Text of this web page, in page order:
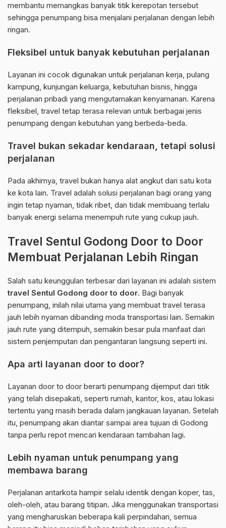
membantu memangkas banyak titik kerepotan tersebut
sehingga penumpang bisa menjalani perjalanan dengan lebih
ringan.
Fleksibel untuk banyak kebutuhan perjalanan
Layanan ini cocok digunakan untuk perjalanan kerja, pulang
kampung, kunjungan keluarga, kebutuhan bisnis, hingga
perjalanan pribadi yang mengutamakan kenyamanan. Karena
fleksibel, travel tetap terasa relevan untuk berbagai jenis
penumpang dengan kebutuhan yang berbeda-beda.
Travel bukan sekadar kendaraan, tetapi solusi
perjalanan
Pada akhirnya, travel bukan hanya alat angkut dari satu kota
ke kota lain. Travel adalah solusi perjalanan bagi orang yang
ingin tetap nyaman, tidak ribet, dan tidak membuang terlalu
banyak energi selama menempuh rute yang cukup jauh.
Travel Sentul Godong Door to Door
Membuat Perjalanan Lebih Ringan
Salah satu keunggulan terbesar dari layanan ini adalah sistem
travel Sentul Godong door to door. Bagi banyak
penumpang, inilah nilai utama yang membuat travel terasa
jauh lebih nyaman dibanding moda transportasi lain. Semakin
jauh rute yang ditempuh, semakin besar pula manfaat dari
sistem penjemputan dan pengantaran langsung seperti ini.
Apa arti layanan door to door?
Layanan door to door berarti penumpang dijemput dari titik
yang telah disepakati, seperti rumah, kantor, kos, atau lokasi
tertentu yang masih berada dalam jangkauan layanan. Setelah
itu, penumpang akan diantar sampai area tujuan di Godong
tanpa perlu repot mencari kendaraan tambahan lagi.
Lebih nyaman untuk penumpang yang
membawa barang
Perjalanan antarkota hampir selalu identik dengan koper, tas,
oleh-oleh, atau barang titipan. Jika menggunakan transportasi
yang mengharuskan beberapa kali perpindahan, semua